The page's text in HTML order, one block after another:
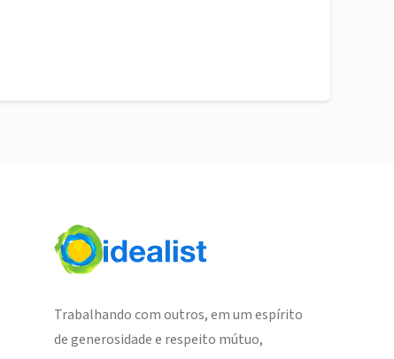
Trabalhando com outros, em um espírito
de generosidade e respeito mútuo,